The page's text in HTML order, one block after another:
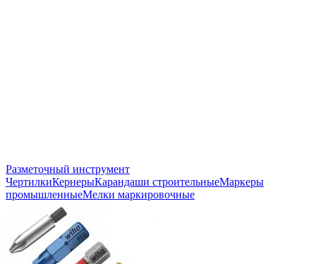
Разметочный инструмент
ЧертилкиКернерыКарандаши строительныеМаркеры
промышленныеМелки маркировочные